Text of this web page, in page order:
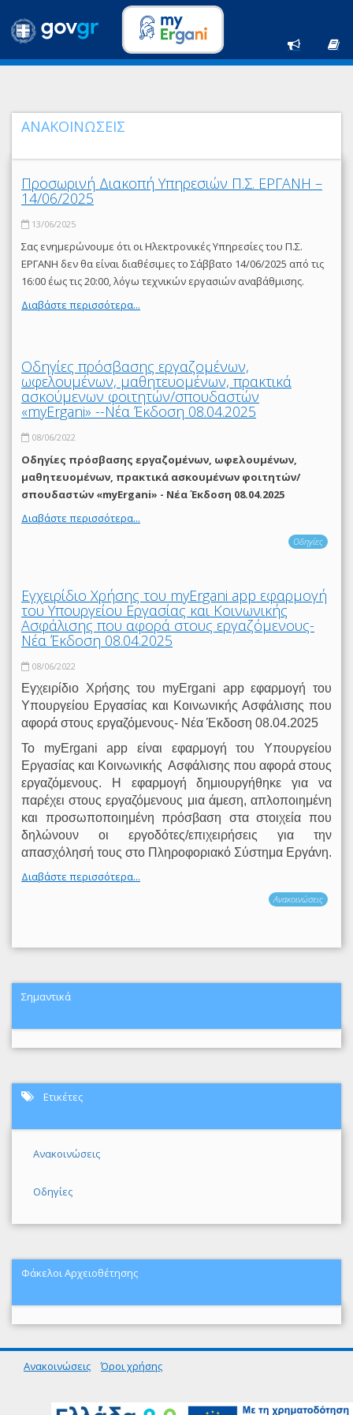
ΑΝΑΚΟΙΝΩΣΕΙΣ
Προσωρινή Διακοπή Υπηρεσιών Π.Σ. ΕΡΓΑΝΗ –
14/06/2025
13/06/2025
Σας ενημερώνουμε ότι οι Ηλεκτρονικές Υπηρεσίες του Π.Σ.
ΕΡΓΑΝΗ δεν θα είναι διαθέσιμες το Σάββατο 14/06/2025 από τις
16:00 έως τις 20:00, λόγω τεχνικών εργασιών αναβάθμισης.
Διαβάστε περισσότερα...
Οδηγίες πρόσβασης εργαζομένων,
ωφελουμένων, μαθητευομένων, πρακτικά
ασκούμενων φοιτητών/σπουδαστών
«myErgani» --Νέα Έκδοση 08.04.2025
08/06/2022
Οδηγίες πρόσβασης εργαζομένων, ωφελουμένων,
μαθητευομένων, πρακτικά ασκουμένων φοιτητών/
σπουδαστών «myErgani» - Νέα Έκδοση 08.04.2025
Διαβάστε περισσότερα...
Οδηγίες
Εγχειρίδιο Χρήσης του myΕrgani app εφαρμογή
του Υπουργείου Εργασίας και Κοινωνικής
Ασφάλισης που αφορά στους εργαζόμενους-
Νέα Έκδοση 08.04.2025
08/06/2022
Εγχειρίδιο Χρήσης του myΕrgani app εφαρμογή του
Υπουργείου Εργασίας και Κοινωνικής Ασφάλισης που
αφορά στους εργαζόμενους- Νέα Έκδοση 08.04.2025
Το myΕrgani app είναι εφαρμογή του Υπουργείου
Εργασίας και Κοινωνικής Ασφάλισης που αφορά στους
εργαζόμενους. Η εφαρμογή δημιουργήθηκε για να
παρέχει στους εργαζόμενους μια άμεση, απλοποιημένη
και προσωποποιημένη πρόσβαση στα στοιχεία που
δηλώνουν οι εργοδότες/επιχειρήσεις για την
απασχόλησή τους στο Πληροφοριακό Σύστημα Εργάνη.
Διαβάστε περισσότερα...
Ανακοινώσεις
Σημαντικά
Ετικέτες
Ανακοινώσεις
Οδηγίες
Φάκελοι Αρχειοθέτησης
Ανακοινώσεις Όροι χρήσης